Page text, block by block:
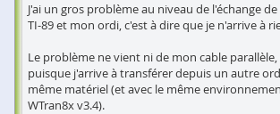
J'ai un gros problème au niveau de l'échange
TI-89 et mon ordi, c'est à dire que je n'arrive à
Le problème ne vient ni de mon cable
puisque j'arrive à transférer depuis un autre
même matériel (et avec le même
WTran8x v3.4).